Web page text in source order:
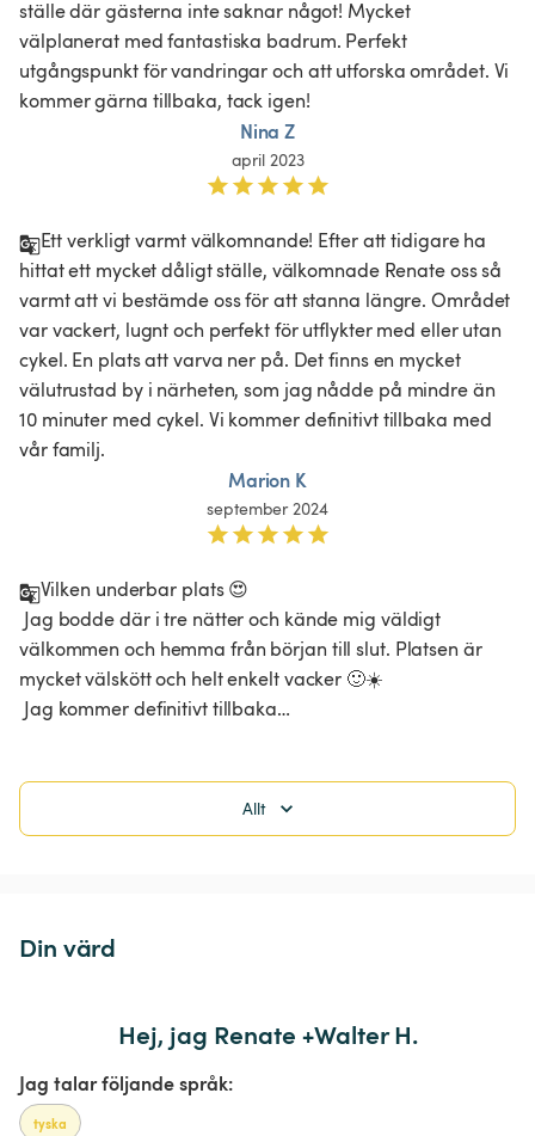
ställe där gästerna inte saknar något! Mycket
välplanerat med fantastiska badrum. Perfekt
utgångspunkt för vandringar och att utforska området. Vi
kommer gärna tillbaka, tack igen!
Nina Z
april 2023
Ett verkligt varmt välkomnande! Efter att tidigare ha
hittat ett mycket dåligt ställe, välkomnade Renate oss så
varmt att vi bestämde oss för att stanna längre. Området
var vackert, lugnt och perfekt för utflykter med eller utan
cykel. En plats att varva ner på. Det finns en mycket
välutrustad by i närheten, som jag nådde på mindre än
10 minuter med cykel. Vi kommer definitivt tillbaka med
vår familj.
Marion K
september 2024
Vilken underbar plats 😍
välkommen och hemma från början till slut. Platsen är
mycket välskött och helt enkelt vacker 🙂☀️
Jag kommer definitivt tillbaka…
Allt
Din värd
Hej, jag Renate +Walter H.
Jag talar följande språk:
tyska